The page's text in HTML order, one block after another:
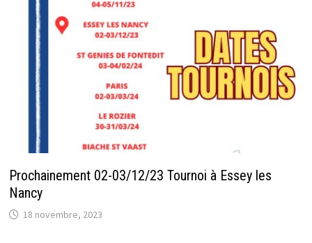
Prochainement 02-03/12/23 Tournoi à Essey les
Nancy
18 novembre, 2023